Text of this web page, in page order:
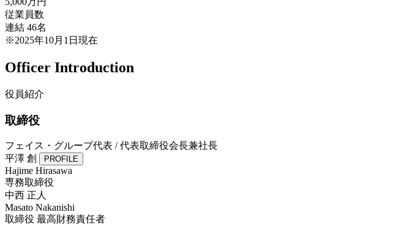
従業員数
連結 46名
※2025年10月1日現在
Officer Introduction
役員紹介
取締役
フェイス・グループ代表 / 代表取締役会長兼社長
平澤 創
PROFILE
Hajime Hirasawa
専務取締役
中西 正人
Masato Nakanishi
取締役 最高財務責任者